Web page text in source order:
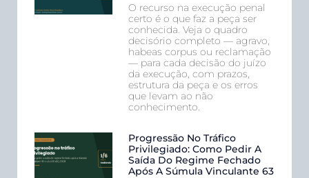
O recurso na execução penal
certo é o que faz a peça ser
conhecida. Veja o quadro
decisório completo — agravo,
habeas corpus ou reclamação
— para cada decisão do juízo
da execução, com prazos,
estrutura da peça e os erros
que levam ao não
conhecimento.
Progressão No Tráfico
Privilegiado: Como Pedir A
Saída Do Regime Fechado
Após A Súmula Vinculante 63